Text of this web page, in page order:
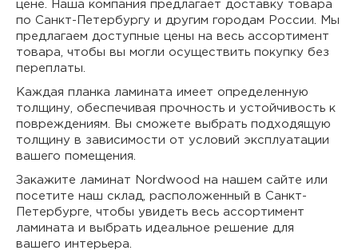
цене. Наша компания предлагает доставку товара
по Санкт-Петербургу и другим городам России. Мы
предлагаем доступные цены на весь ассортимент
товара, чтобы вы могли осуществить покупку без
переплаты.
Каждая планка ламината имеет определенную
толщину, обеспечивая прочность и устойчивость к
повреждениям. Вы сможете выбрать подходящую
толщину в зависимости от условий эксплуатации
вашего помещения.
Закажите ламинат Nordwood на нашем сайте или
посетите наш склад, расположенный в Санкт-
Петербурге, чтобы увидеть весь ассортимент
ламината и выбрать идеальное решение для
вашего интерьера.